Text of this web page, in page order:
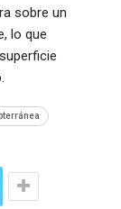
sobre un
lo que